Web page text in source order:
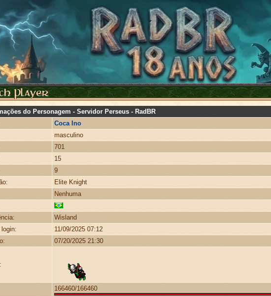
do Personagem - Servidor Perseus - RadBR
Coca Ino
masculino
701
15
9
Elite Knight
Nenhuma
Wisland
11/09/2025 07:12
07/20/2025 21:30
166460/166460